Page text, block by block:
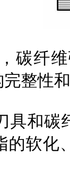
碳纤维
整性
和碳
的软化